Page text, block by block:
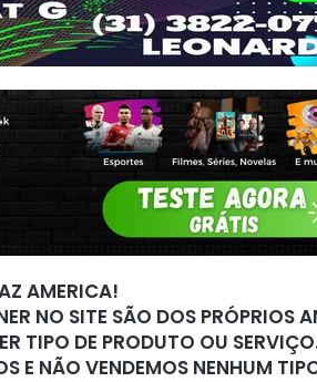
AMERICA!
NO SITE SÃO DOS PRÓPRIOS
TIPO DE PRODUTO OU
E NÃO VENDEMOS NENHUM